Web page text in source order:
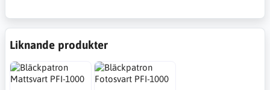
Liknande produkter